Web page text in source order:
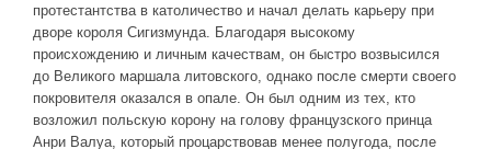
протестантства в католичество и начал делать карьеру при
дворе короля Сигизмунда. Благодаря высокому
происхождению и личным качествам, он быстро возвысился
до Великого маршала литовского, однако после смерти своего
покровителя оказался в опале. Он был одним из тех, кто
возложил польскую корону на голову французского принца
Анри Валуа, который процарствовав менее полугода, после